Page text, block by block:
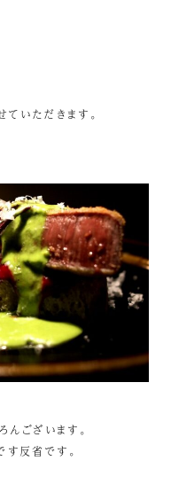
いただきます。
んございます。
す反省です。